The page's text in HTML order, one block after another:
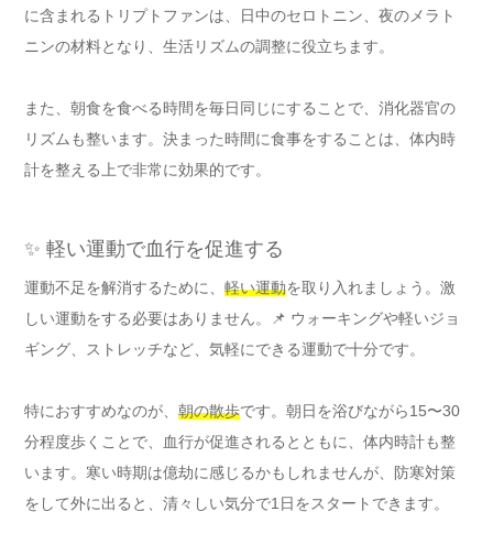
に含まれるトリプトファンは、日中のセロトニン、夜のメラト
ニンの材料となり、生活リズムの調整に役立ちます。
また、朝食を食べる時間を毎日同じにすることで、消化器官の
リズムも整います。決まった時間に食事をすることは、体内時
計を整える上で非常に効果的です。
✨ 軽い運動で血行を促進する
運動不足を解消するために、 軽い運動を取り入れましょう。激
しい運動をする必要はありません。📌 ウォーキングや軽いジョ
ギング、ストレッチなど、気軽にできる運動で十分です。
特におすすめなのが、 朝の散歩です。朝日を浴びながら15〜30
分程度歩くことで、血行が促進されるとともに、体内時計も整
います。寒い時期は億劫に感じるかもしれませんが、防寒対策
をして外に出ると、清々しい気分で1日をスタートできます。